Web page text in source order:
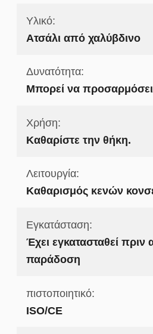
Υλικό:
Ατσάλι από χαλύβδινο
Δυνατότητα:
Μπορεί να προσαρμόσει
Χρήση:
Καθαρίστε την θήκη.
Λειτουργία:
Καθαρισμός κενών
Εγκατάσταση:
Έχει εγκατασταθεί πριν
παράδοση
πιστοποιητικό:
ISO/CE